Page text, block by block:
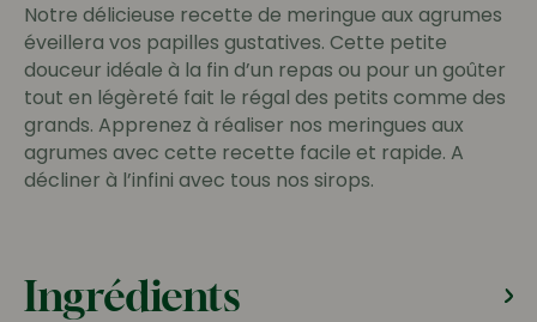
Notre délicieuse recette de meringue aux agrumes
éveillera vos papilles gustatives. Cette petite
douceur idéale à la fin d’un repas ou pour un goûter
tout en légèreté fait le régal des petits comme des
grands. Apprenez à réaliser nos meringues aux
agrumes avec cette recette facile et rapide. A
décliner à l’infini avec tous nos sirops.
Ingrédients